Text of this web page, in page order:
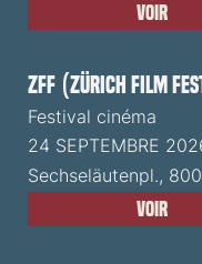
Voir
ZFF (Zürich Film
Festival cinéma
24 SEPTEMBRE
Sechseläutenpl.,
Voir